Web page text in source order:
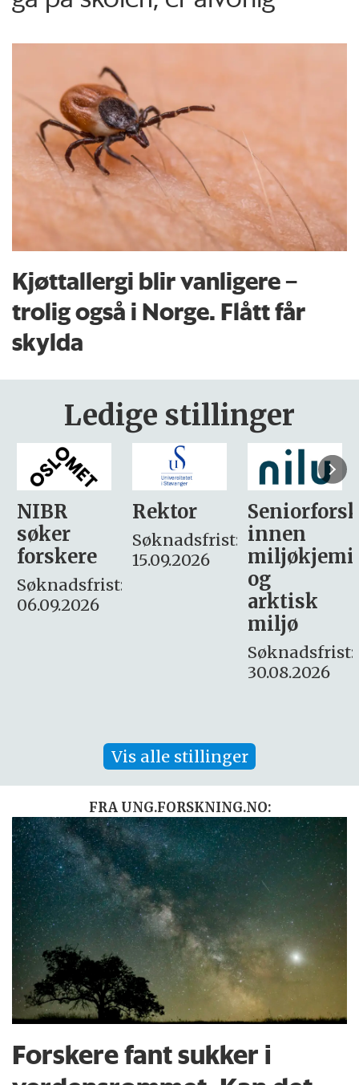
Kjøttallergi blir vanligere –
trolig også i Norge. Flått får
skylda
Ledige stillinger
Rektor
Søknadsfrist:
15.09.2026
Seniorforsker
innen
miljøkjemi
søker
– fast
Søknadsfrist:
16. august.
Vis alle stillinger
FRA UNG.FORSKNING.NO:
Forskere fant sukker i